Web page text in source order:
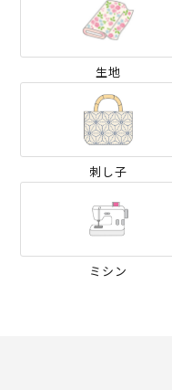
生地
刺し子
ミシン